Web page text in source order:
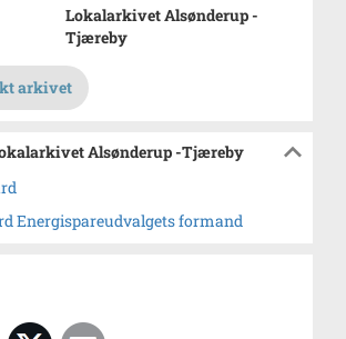
Lokalarkivet Alsønderup -
Tjæreby
arkivet
Alsønderup -Tjæreby
Energispareudvalgets formand